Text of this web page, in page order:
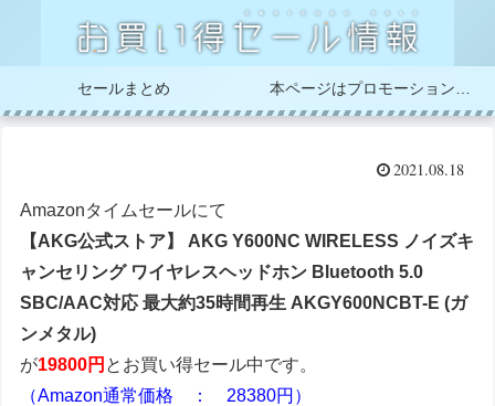
セールまとめ
2021.08.18
Amazonタイムセールにて
【AKG公式ストア】 AKG Y600NC WIRELESS ノイズキ
ャンセリング ワイヤレスヘッドホン Bluetooth 5.0
SBC/AAC対応 最大約35時間再生 AKGY600NCBT-E (ガ
ンメタル)
が19800円 とお買い得セール中です。
（Amazon通常価格 ： 28380円）